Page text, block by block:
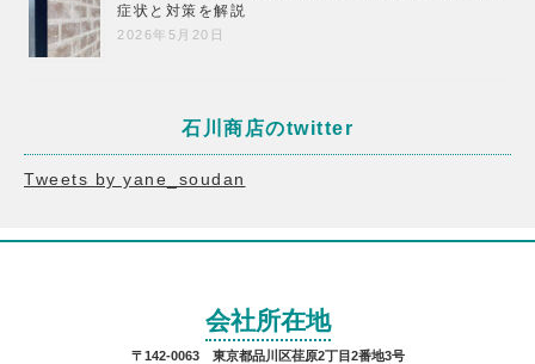
症状と対策を解説
2026年5月20日
石川商店のtwitter
Tweets by yane_soudan
会社所在地
〒142-0063 東京都品川区荏原2丁目2番地3号